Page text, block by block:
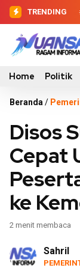
TRENDING
Home Politik
Beranda /
Disos
Cepat
ke
2 menit membaca
Sahril